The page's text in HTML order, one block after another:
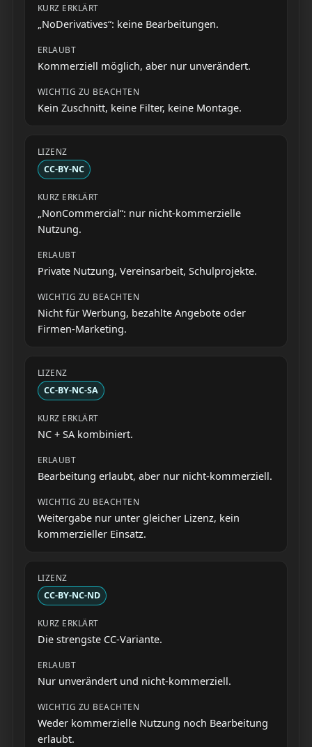
„NoDerivatives“: keine Bearbeitungen.
Kommerziell möglich, aber nur unverändert.
Kein Zuschnitt, keine Filter, keine Montage.
CC-BY-NC
„NonCommercial“: nur nicht-kommerzielle
Nutzung.
Private Nutzung, Vereinsarbeit, Schulprojekte.
Nicht für Werbung, bezahlte Angebote oder
Firmen-Marketing.
CC-BY-NC-SA
NC + SA kombiniert.
Bearbeitung erlaubt, aber nur nicht-kommerziell.
Weitergabe nur unter gleicher Lizenz, kein
kommerzieller Einsatz.
CC-BY-NC-ND
Die strengste CC-Variante.
Nur unverändert und nicht-kommerziell.
Weder kommerzielle Nutzung noch Bearbeitung
erlaubt.